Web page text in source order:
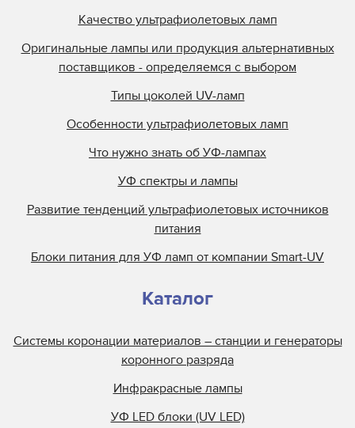
Качество ультрафиолетовых ламп
Оригинальные лампы или продукция альтернативных
поставщиков - определяемся с выбором
Типы цоколей UV-ламп
Особенности ультрафиолетовых ламп
Что нужно знать об УФ-лампах
УФ спектры и лампы
Развитие тенденций ультрафиолетовых источников
питания
Блоки питания для УФ ламп от компании Smart-UV
Каталог
Системы коронации материалов – станции и генераторы
коронного разряда
Инфракрасные лампы
УФ LED блоки (UV LED)